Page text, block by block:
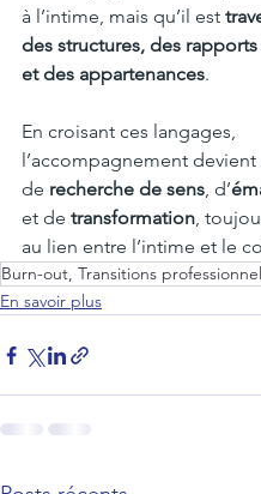
à l’intime, mais qu’il est
des structures, des
et des appartenances.
En croisant ces langages,
l’accompagnement devient
de recherche de sens, d’
et de transformation,
au lien entre l’intime et le
En savoir plus